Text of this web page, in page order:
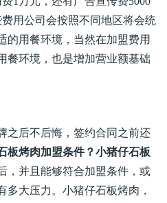
用公司会按照不同地区将会统
的用餐环境，当然在加盟费用
餐环境，也是增加营业额基础
之后不后悔，签约合同之前还
板烤肉加盟条件？小猪仔石板
，并且能够符合加盟条件，或
大压力。小猪仔石板烤肉，